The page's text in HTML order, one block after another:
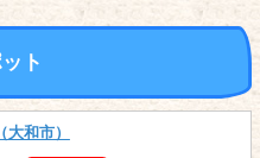
ト
和市）